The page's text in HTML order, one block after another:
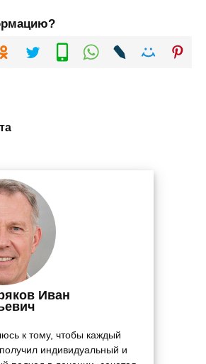
Иван
к тому, чтобы каждый
индивидуальный и